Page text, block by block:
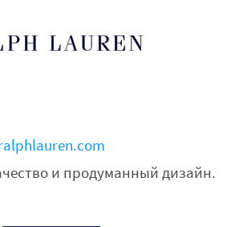
и продуманный дизайн.